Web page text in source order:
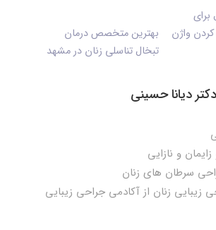
برای
واژن
بهترین متخصص درمان
تبخال تناسلی زنان در مشهد
دیانا حسینی
و نازایی
سرطان های زنان
زیبایی زنان از آکادمی جراحی زیبایی